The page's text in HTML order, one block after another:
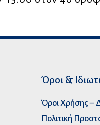
Όροι &
Όροι Χρήσης –
Πολιτική